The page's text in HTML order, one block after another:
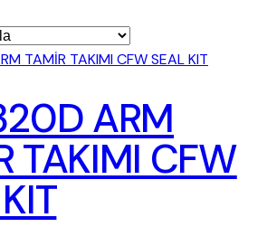
ARM
TAKIMI CFW